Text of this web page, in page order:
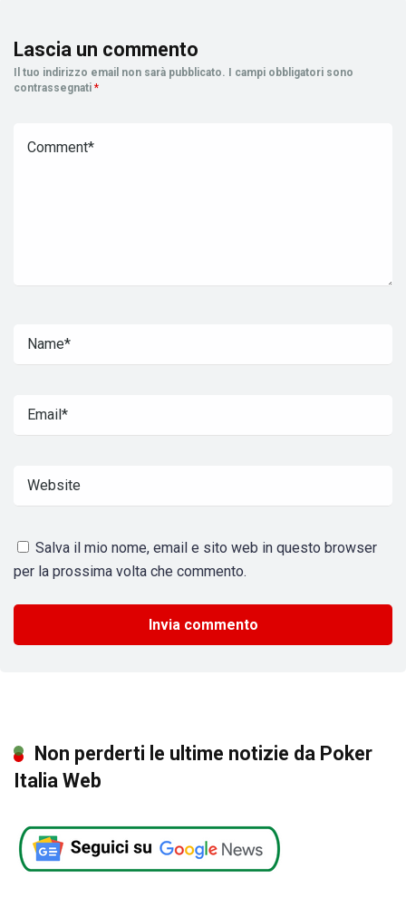
Lascia un commento
Il tuo indirizzo email non sarà pubblicato.
I campi obbligatori sono
contrassegnati *
Salva il mio nome, email e sito web in questo browser
per la prossima volta che commento.
Non perderti le ultime notizie da Poker
Italia Web